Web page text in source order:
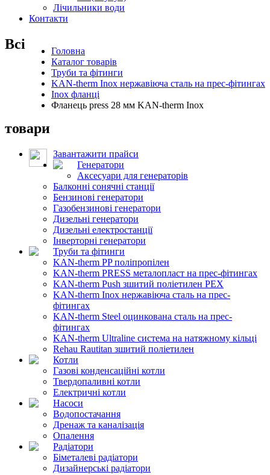
Лічильники води
Контакти
Головна
Каталог товарів
Труби та фітинги
KAN-therm Inox нержавіюча сталь на прес-фітингах
Inox фланці
Фланець press 28 мм KAN-therm Inox
Всі
товари
Завантажити прайси
Генератори
Аксесуари для генераторів
Балконні сонячні станції
Бензинові генератори
Газобензинові генератори
Дизельні генератори
Дизельні електростанції
Інверторні генератори
Труби та фітинги
KAN-therm PP поліпропілен
KAN-therm PRESS металопласт на прес-фітингах
KAN-therm Push зшитий поліетилен PEX
KAN-therm Inox нержавіюча сталь на прес-
фітингах
KAN-therm Steel оцинкована сталь на прес-
фітингах
KAN-therm Ultraline система на натяжному кільці
Rehau Rautitan зшитий поліетилен
Котли
Газові конденсаційні котли
Твердопаливні котли
Електричні котли
Насоси
Водопостачання
Дренаж та каналізація
Опалення
Радіатори
Біметалеві радіатори
Дизайнерські радіатори